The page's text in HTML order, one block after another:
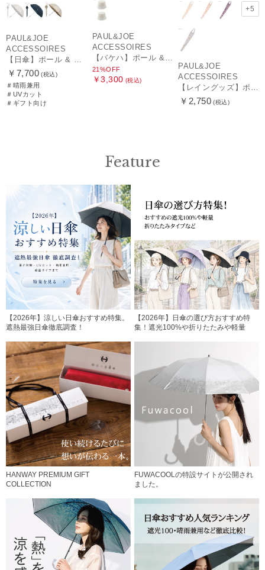
PAUL&JOE
ACCESSOIRES
￥7,700 (税込)
＃晴雨兼用
＃UVカット
＃ギフト向け
PAUL&JOE
ACCESSOIRES
21%OFF
￥3,300 (税込)
+5
PAUL&JOE
ACCESSOIRES
￥2,750 (税込)
Feature
【2026年】涼しい日傘おすすめ特集。
遮熱最強日傘徹底調査！
【2026年】日傘の選び方おすすめ特
集！遮光100%や折りたたみや軽量
HANWAY PREMIUM GIFT
COLLECTION
FUWACOOLの特設サイトが公開され
ました。